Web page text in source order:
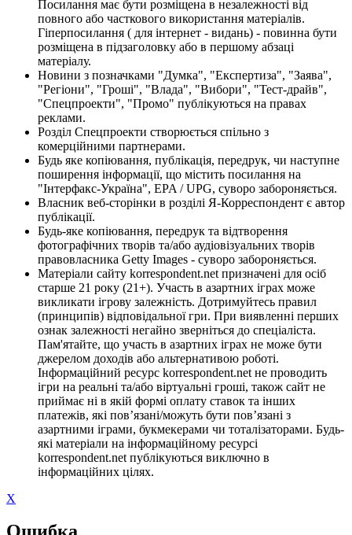
Посилання має бути розміщена в незалежності від
повного або часткового використання матеріалів.
Гіперпосилання ( для інтернет - видань) - повинна бути
розміщена в підзаголовку або в першому абзаці
матеріалу.
Новини з позначками "Думка", "Експертиза", "Заява",
"Регіони", "Гроші", "Влада", "Вибори", "Тест-драйв",
"Спецпроекти", "Промо" публікуються на правах
реклами.
Розділ Спецпроекти створюється спільно з
комерційними партнерами.
Будь яке копіювання, публікація, передрук, чи наступне
поширення інформації, що містить посилання на
"Інтерфакс-Україна", EPA / UPG, суворо забороняється.
Власник веб-сторінки в розділі Я-Корреспондент є автор
публікації.
Будь-яке копіювання, передрук та відтворення
фотографічних творів та/або аудіовізуальних творів
правовласника Getty Images - суворо забороняється.
Матеріали сайту korrespondent.net призначені для осіб
старше 21 року (21+). Участь в азартних іграх може
викликати ігрову залежність. Дотримуйтесь правил
(принципів) відповідальної гри. При виявленні перших
ознак залежності негайно зверніться до спеціаліста.
Пам'ятайте, що участь в азартних іграх не може бути
джерелом доходів або альтернативою роботі.
Інформаційний ресурс korrespondent.net не проводить
ігри на реальні та/або віртуальні гроші, також сайт не
приймає ні в якій формі оплату ставок та інших
платежів, які пов’язані/можуть бути пов’язані з
азартними іграми, букмекерами чи тоталізаторами. Будь-
які матеріали на інформаційному ресурсі
korrespondent.net публікуються виключно в
інформаційних цілях.
X